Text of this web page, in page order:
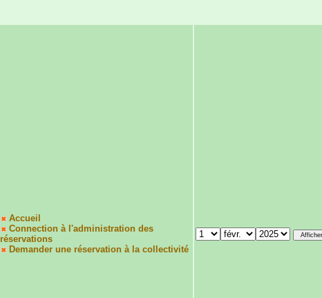
Accueil
Connection à l'administration des
réservations
Demander une réservation à la collectivité